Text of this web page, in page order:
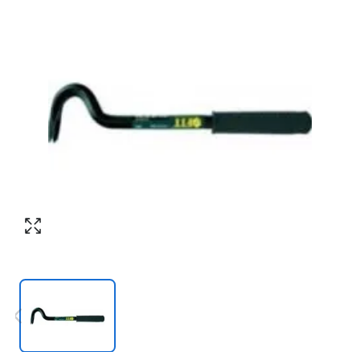
ПЕРЕЗВОНИТЕ МНЕ
Согласен с обработкой персональных